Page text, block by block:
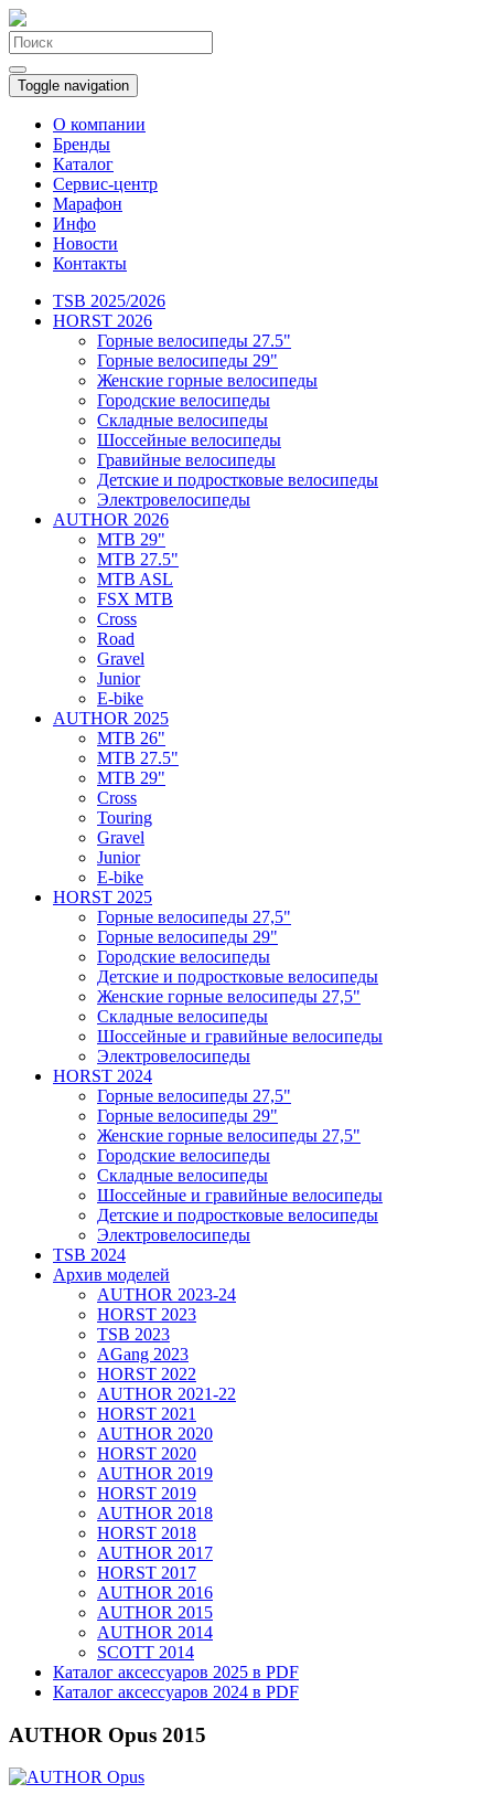
Toggle navigation
О компании
Бренды
Каталог
Сервис-центр
Марафон
Инфо
Новости
Контакты
TSB 2025/2026
HORST 2026
Горные велосипеды 27.5"
Горные велосипеды 29"
Женские горные велосипеды
Городские велосипеды
Складные велосипеды
Шоссейные велосипеды
Гравийные велосипеды
Детские и подростковые велосипеды
Электровелосипеды
AUTHOR 2026
MTB 29"
MTB 27.5"
MTB ASL
FSX MTB
Cross
Road
Gravel
Junior
E-bike
AUTHOR 2025
MTB 26"
MTB 27.5"
MTB 29"
Cross
Touring
Gravel
Junior
E-bike
HORST 2025
Горные велосипеды 27,5"
Горные велосипеды 29"
Городские велосипеды
Детские и подростковые велосипеды
Женские горные велосипеды 27,5"
Складные велосипеды
Шоссейные и гравийные велосипеды
Электровелосипеды
HORST 2024
Горные велосипеды 27,5"
Горные велосипеды 29"
Женские горные велосипеды 27,5"
Городские велосипеды
Складные велосипеды
Шоссейные и гравийные велосипеды
Детские и подростковые велосипеды
Электровелосипеды
TSB 2024
Архив моделей
AUTHOR 2023-24
HORST 2023
TSB 2023
AGang 2023
HORST 2022
AUTHOR 2021-22
HORST 2021
AUTHOR 2020
HORST 2020
AUTHOR 2019
HORST 2019
AUTHOR 2018
HORST 2018
AUTHOR 2017
HORST 2017
AUTHOR 2016
AUTHOR 2015
AUTHOR 2014
SCOTT 2014
Каталог аксессуаров 2025 в PDF
Каталог аксессуаров 2024 в PDF
AUTHOR Opus 2015